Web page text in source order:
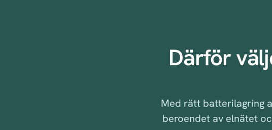
Därför
Med rätt batterilagring
beroendet av elnätet